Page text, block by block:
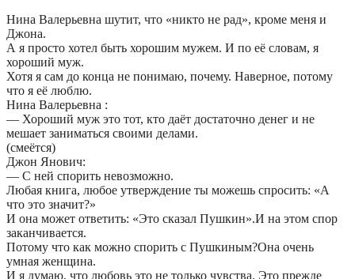
Нина Валерьевна шутит, что «никто не рад», кроме меня и
Джона.
А я просто хотел быть хорошим мужем. И по её словам, я
хороший муж.
Хотя я сам до конца не понимаю, почему. Наверное, потому
что я её люблю.
Нина Валерьевна :
— Хороший муж это тот, кто даёт достаточно денег и не
мешает заниматься своими делами.
(смеётся)
Джон Янович:
— С ней спорить невозможно.
Любая книга, любое утверждение ты можешь спросить: «А
что это значит?»
И она может ответить: «Это сказал Пушкин».И на этом спор
заканчивается.
Потому что как можно спорить с Пушкиным?Она очень
умная женщина.
И я думаю, что любовь это не только чувства. Это прежде